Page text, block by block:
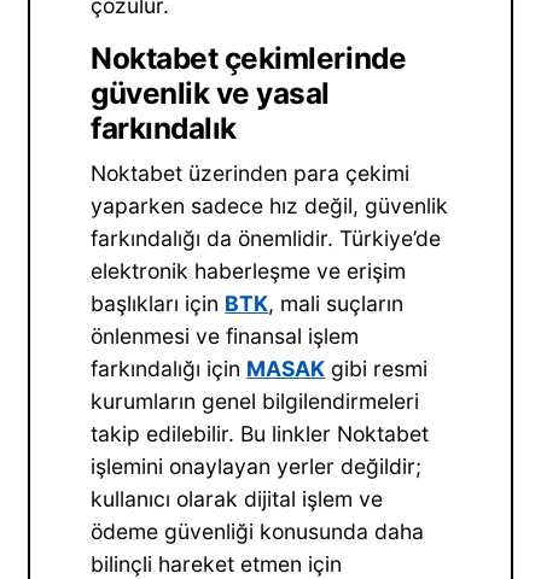
Noktabet çekimlerinde
güvenlik ve yasal
farkındalık
Noktabet üzerinden para çekimi
yaparken sadece hız değil, güvenlik
farkındalığı da önemlidir. Türkiye’de
elektronik haberleşme ve erişim
başlıkları için BTK, mali suçların
önlenmesi ve finansal işlem
farkındalığı için MASAK gibi resmi
kurumların genel bilgilendirmeleri
takip edilebilir. Bu linkler Noktabet
işlemini onaylayan yerler değildir;
kullanıcı olarak dijital işlem ve
ödeme güvenliği konusunda daha
bilinçli hareket etmen için